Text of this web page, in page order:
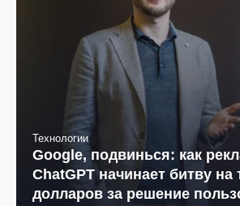
Технологии
Google, подвинься: как
ChatGPT начинает битву на